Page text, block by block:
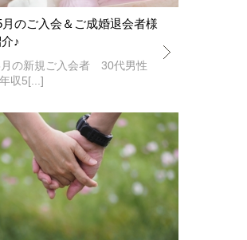
月のご入会＆ご成婚退会者様
♪
月の新規ご入会者 30代男性
収5[...]